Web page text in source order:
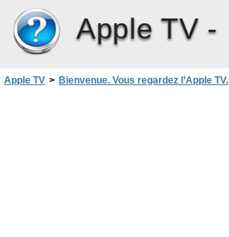
Apple TV -
Apple TV > Bienvenue. Vous regardez l’Apple TV.